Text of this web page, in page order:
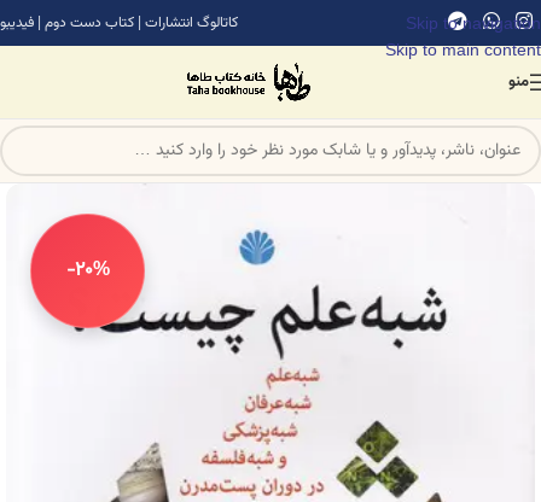
Skip to navigation
Skip to main content
کاتالوگ انتشارات | کتاب دست دوم | فیدیبو
منو
-20%